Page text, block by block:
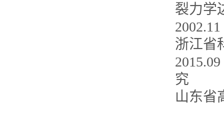
裂力学
浙江省
究
山东省